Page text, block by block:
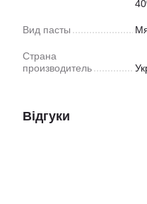
Вид пасты
Страна
производитель
Відгуки